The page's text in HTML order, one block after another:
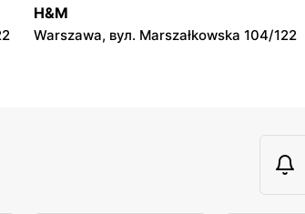
H&M
Warszawa, вул. Marszałkowska 104/122